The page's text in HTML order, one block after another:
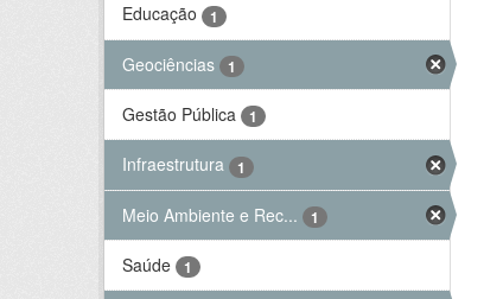
Educação 1
Geociências 1
Gestão Pública 1
Infraestrutura 1
Meio Ambiente e Rec... 1
Saúde 1